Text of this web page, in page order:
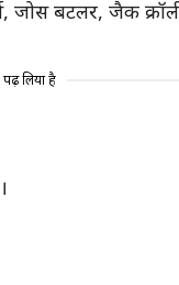
जोस बटलर, जैक
पढ़ लिया है